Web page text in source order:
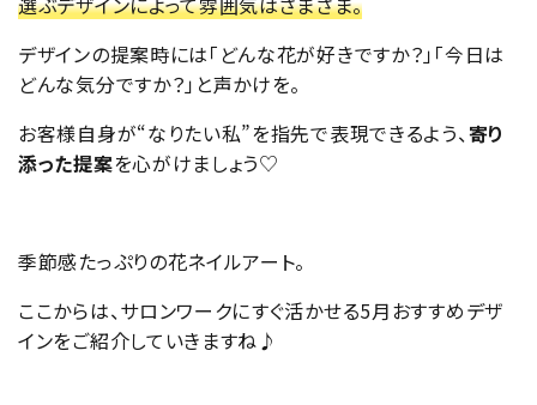
デザインの提案時には「どんな花が好きですか？」「今日は
どんな気分ですか？」と声かけを。
お客様自身が“なりたい私”を指先で表現できるよう、寄り
添った提案を心がけましょう♡
季節感たっぷりの花ネイルアート。
ここからは、サロンワークにすぐ活かせる5月おすすめデザ
インをご紹介していきますね♪